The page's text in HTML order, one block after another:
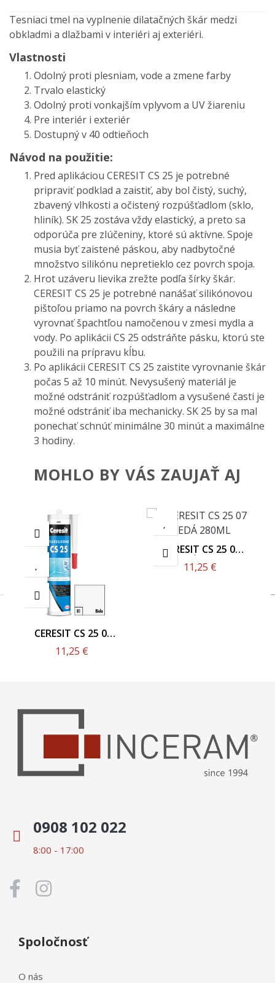
Tesniaci tmel na vyplnenie dilatačných škár medzi
obkladmi a dlažbami v interiéri aj exteriéri.
Vlastnosti
Odolný proti plesniam, vode a zmene farby
Trvalo elastický
Odolný proti vonkajším vplyvom a UV žiareniu
Pre interiér i exteriér
Dostupný v 40 odtieňoch
Návod na použitie:
Pred aplikáciou CERESIT CS 25 je potrebné
pripraviť podklad a zaistiť, aby bol čistý, suchý,
zbavený vlhkosti a očistený rozpúšťadlom (sklo,
hliník). SK 25 zostáva vždy elastický, a preto sa
odporúča pre zlúčeniny, ktoré sú aktívne. Spoje
musia byť zaistené páskou, aby nadbytočné
množstvo silikónu nepretieklo cez povrch spoja.
Hrot uzáveru lievika zrežte podľa šírky škár.
CERESIT CS 25 je potrebné nanášať silikónovou
pištoľou priamo na povrch škáry a následne
vyrovnať špachtľou namočenou v zmesi mydla a
vody. Po aplikácii CS 25 odstráňte pásku, ktorú ste
použili na prípravu kĺbu.
Po aplikácii CERESIT CS 25 zaistite vyrovnanie škár
počas 5 až 10 minút. Nevysušený materiál je
možné odstrániť rozpúšťadlom a vysušené časti je
možné odstrániť iba mechanicky. SK 25 by sa mal
ponechať schnúť minimálne 30 minút a maximálne
3 hodiny.
MOHLO BY VÁS ZAUJAŤ AJ
CERESIT CS 25 01
BIELA 280ML
11,25 €
CERESIT CS 25 07
ŠEDÁ 280ML
11,25 €
0908 102 022
8:00 - 17:00
Spoločnosť
O nás